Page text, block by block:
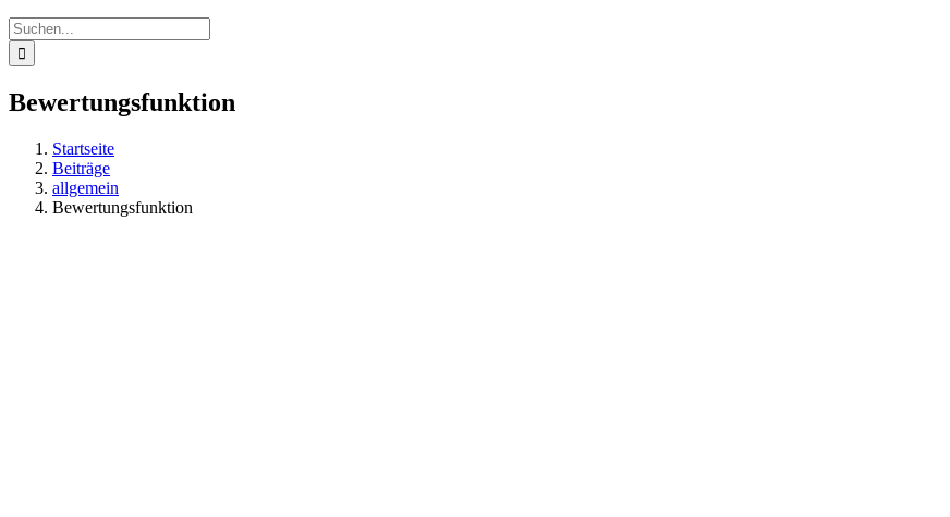
Suche
nach:
Bewertungsfunktion
Startseite
Beiträge
allgemein
Bewertungsfunktion